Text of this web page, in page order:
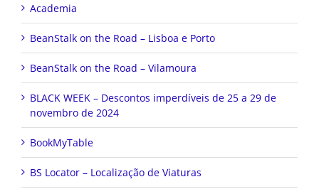
Academia
BeanStalk on the Road – Lisboa e Porto
BeanStalk on the Road – Vilamoura
BLACK WEEK – Descontos imperdíveis de 25 a 29 de
novembro de 2024
BookMyTable
BS Locator – Localização de Viaturas